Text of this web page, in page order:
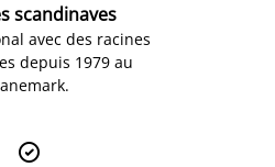
scandinaves
avec des racines
depuis 1979 au
